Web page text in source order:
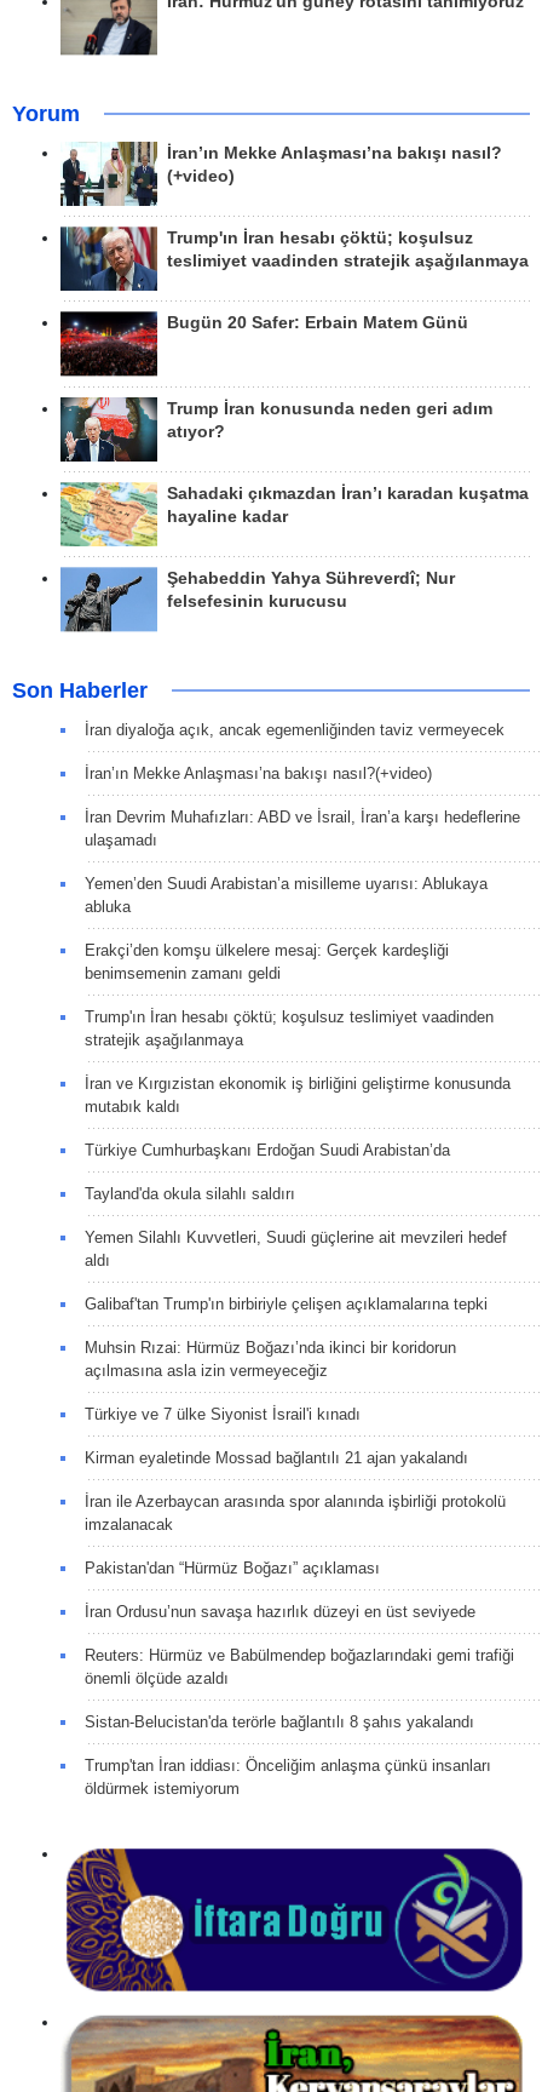
Yorum
İran’ın Mekke Anlaşması’na bakışı nasıl?
(+video)
Trump'ın İran hesabı çöktü; koşulsuz
teslimiyet vaadinden stratejik aşağılanmaya
Bugün 20 Safer: Erbain Matem Günü
Trump İran konusunda neden geri adım
atıyor?
Sahadaki çıkmazdan İran’ı karadan kuşatma
hayaline kadar
Şehabeddin Yahya Sühreverdî; Nur
felsefesinin kurucusu
Son Haberler
İran diyaloğa açık, ancak egemenliğinden taviz vermeyecek
İran’ın Mekke Anlaşması’na bakışı nasıl?(+video)
İran Devrim Muhafızları: ABD ve İsrail, İran’a karşı hedeflerine
ulaşamadı
Yemen’den Suudi Arabistan’a misilleme uyarısı: Ablukaya
abluka
Erakçi’den komşu ülkelere mesaj: Gerçek kardeşliği
benimsemenin zamanı geldi
Trump'ın İran hesabı çöktü; koşulsuz teslimiyet vaadinden
stratejik aşağılanmaya
İran ve Kırgızistan ekonomik iş birliğini geliştirme konusunda
mutabık kaldı
Türkiye Cumhurbaşkanı Erdoğan Suudi Arabistan’da
Tayland'da okula silahlı saldırı
Yemen Silahlı Kuvvetleri, Suudi güçlerine ait mevzileri hedef
aldı
Galibaf'tan Trump'ın birbiriyle çelişen açıklamalarına tepki
Muhsin Rızai: Hürmüz Boğazı’nda ikinci bir koridorun
açılmasına asla izin vermeyeceğiz
Türkiye ve 7 ülke Siyonist İsrail'i kınadı
Kirman eyaletinde Mossad bağlantılı 21 ajan yakalandı
İran ile Azerbaycan arasında spor alanında işbirliği protokolü
imzalanacak
Pakistan'dan “Hürmüz Boğazı” açıklaması
İran Ordusu’nun savaşa hazırlık düzeyi en üst seviyede
Reuters: Hürmüz ve Babülmendep boğazlarındaki gemi trafiği
önemli ölçüde azaldı
Sistan-Belucistan'da terörle bağlantılı 8 şahıs yakalandı
Trump'tan İran iddiası: Önceliğim anlaşma çünkü insanları
öldürmek istemiyorum